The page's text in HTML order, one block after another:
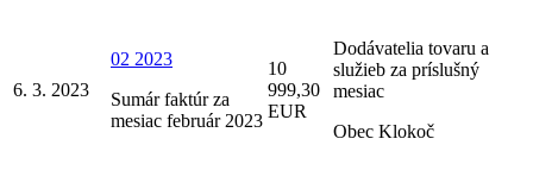
6. 3. 2023
02 2023
Sumár faktúr za
mesiac február 2023
10
999,30
EUR
Dodávatelia tovaru a
služieb za príslušný
mesiac
Obec Klokoč